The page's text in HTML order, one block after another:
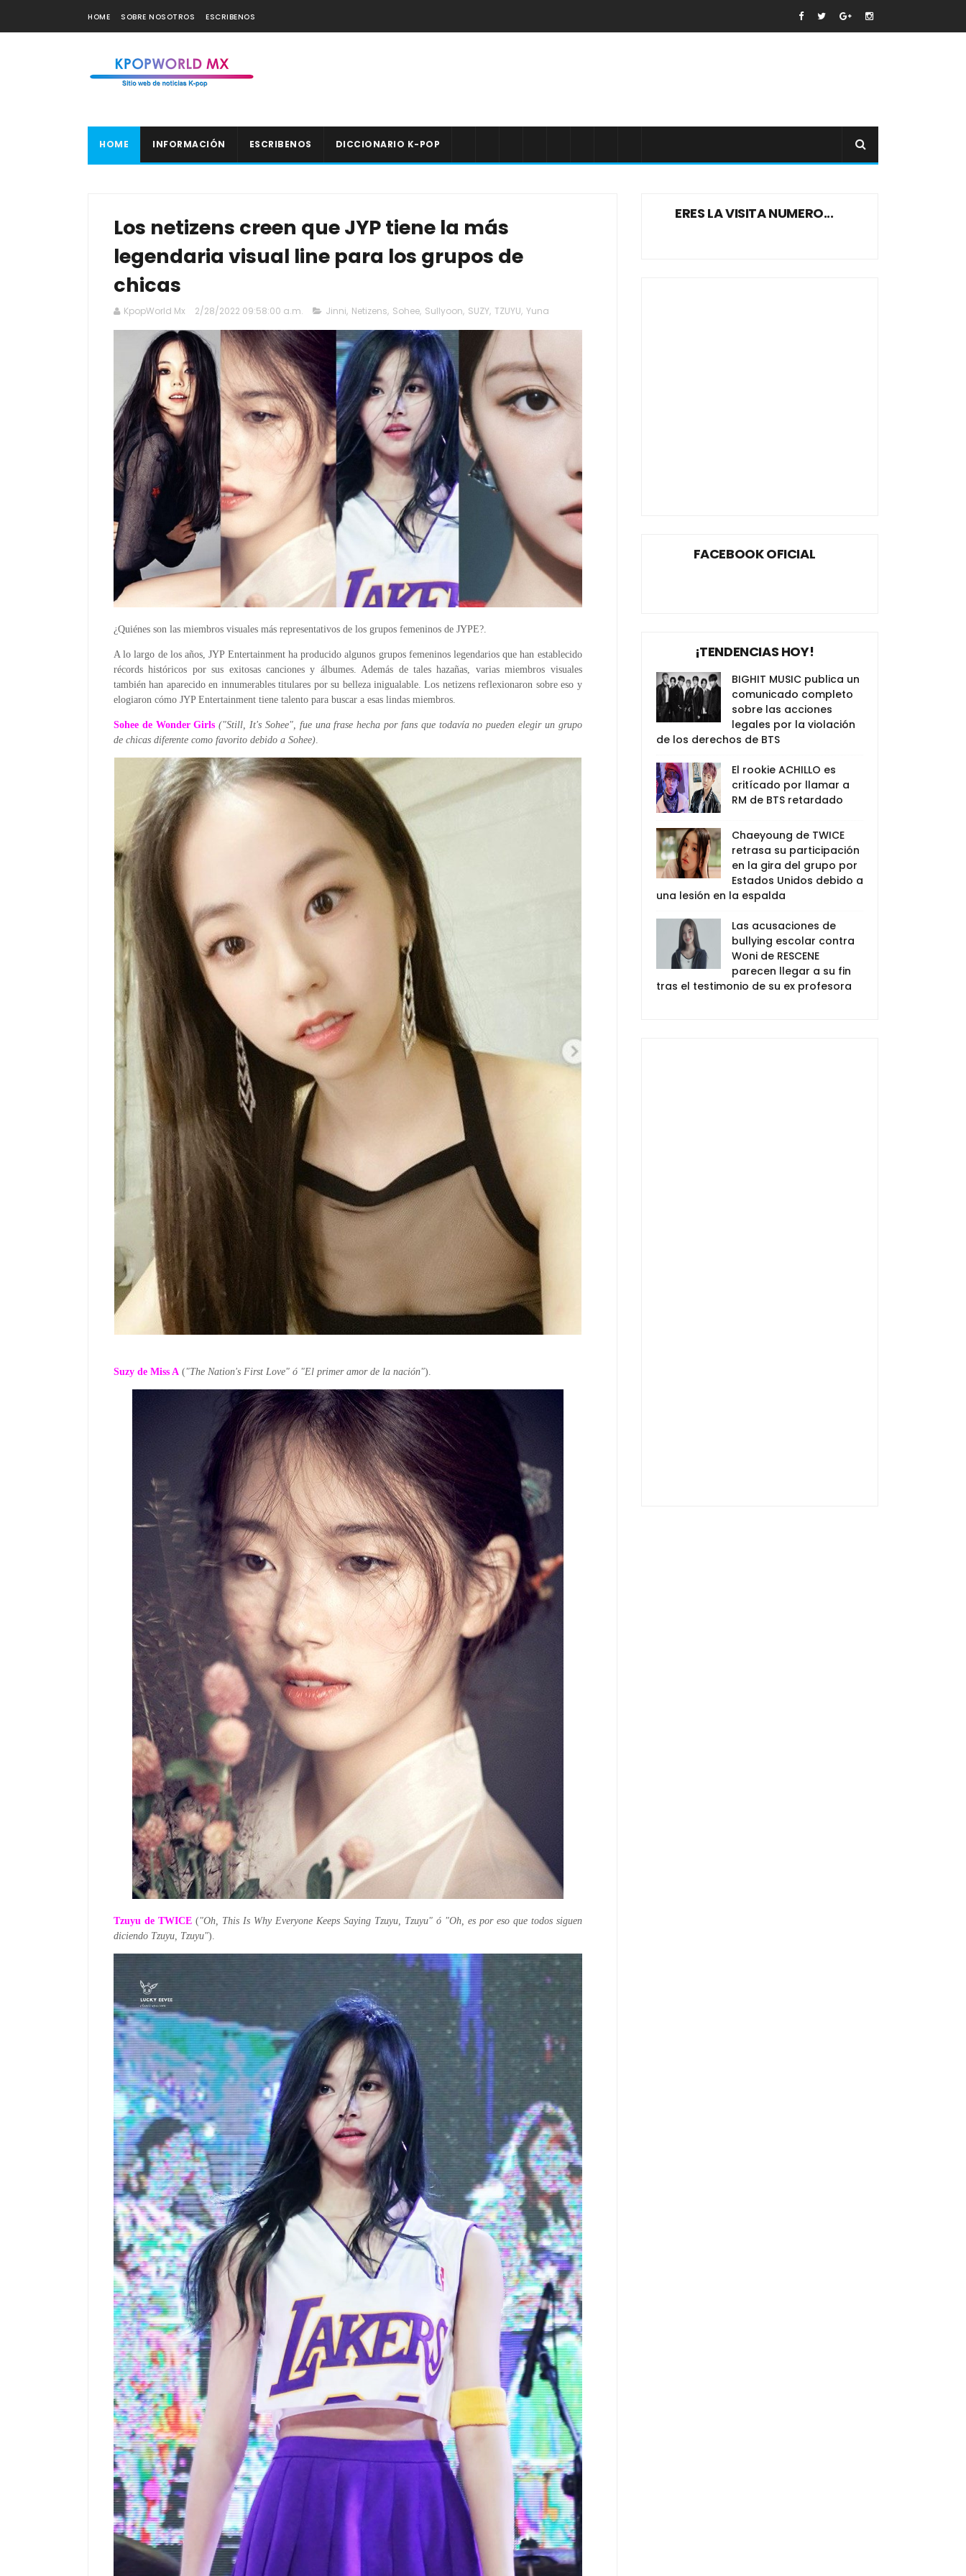
HOME SOBRE NOSOTROS ESCRIBENOS
HOME INFORMACIÓN ESCRIBENOS DICCIONARIO K-POP
Los netizens creen que JYP tiene la más
legendaria visual line para los grupos de
chicas
KpopWorld Mx 2/28/2022 09:58:00 a.m. Jinni, Netizens, Sohee, Sullyoon, SUZY, TZUYU, Yuna
¿Quiénes son las miembros visuales más representativos de los grupos femeninos de JYPE?.
A lo largo de los años, JYP Entertainment ha producido algunos grupos femeninos legendarios que han establecido
récords históricos por sus exitosas canciones y álbumes. Además de tales hazañas, varias miembros visuales
también han aparecido en innumerables titulares por su belleza inigualable. Los netizens reflexionaron sobre eso y
elogiaron cómo JYP Entertainment tiene talento para buscar a esas lindas miembros.
Sohee de Wonder Girls ("Still, It's Sohee", fue una frase hecha por fans que todavía no pueden elegir un grupo
de chicas diferente como favorito debido a Sohee)
Suzy de Miss A ("The Nation's First Love" ó "El primer amor de la nación").
Tzuyu de TWICE("Oh, This Is Why Everyone Keeps Saying Tzuyu, Tzuyu" ó "Oh, es por eso que todos siguen
diciendo Tzuyu, Tzuyu").
ERES LA VISITA NUMERO...
FACEBOOK OFICIAL
¡TENDENCIAS HOY!
BIGHIT MUSIC publica un
comunicado completo
sobre las acciones
legales por la violación
de los derechos de BTS
El rookie ACHILLO es
critícado por llamar a
RM de BTS retardado
Chaeyoung de TWICE
retrasa su participación
en la gira del grupo por
Estados Unidos debido a
una lesión en la espalda
Las acusaciones de
bullying escolar contra
Woni de RESCENE
parecen llegar a su fin
tras el testimonio de su ex profesora